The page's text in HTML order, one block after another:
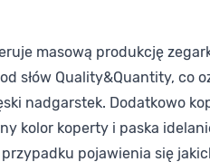
masową produkcję
słów Quality&Quantity, co
nadgarstek. Dodatkowo
kolor koperty i paska
pojawienia się